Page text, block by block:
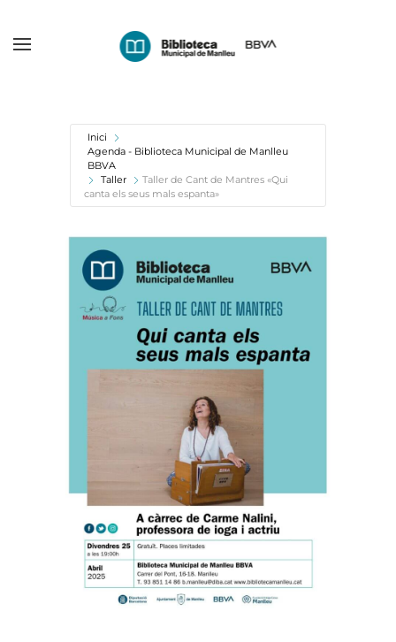
Inici
Agenda - Biblioteca Municipal de Manlleu
BBVA
Taller
Taller de Cant de Mantres «Qui
canta els seus mals espanta»